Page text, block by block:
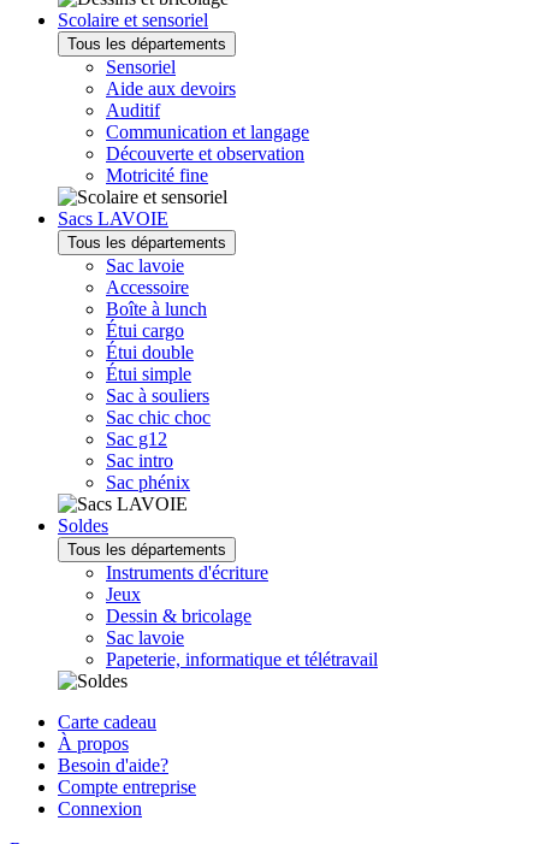
Scolaire et sensoriel
Tous les départements
Sensoriel
Aide aux devoirs
Auditif
Communication et langage
Découverte et observation
Motricité fine
Sacs LAVOIE
Tous les départements
Sac lavoie
Accessoire
Boîte à lunch
Étui cargo
Étui double
Étui simple
Sac à souliers
Sac chic choc
Sac g12
Sac intro
Sac phénix
Soldes
Tous les départements
Instruments d'écriture
Jeux
Dessin & bricolage
Sac lavoie
Papeterie, informatique et télétravail
Carte cadeau
À propos
Besoin d'aide?
Compte entreprise
Connexion